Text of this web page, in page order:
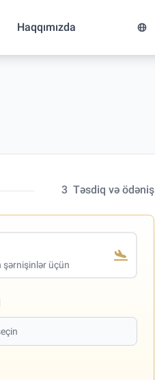
Haqqımızda
3 Təsdiq və ödəniş
şərnişinlər üçün